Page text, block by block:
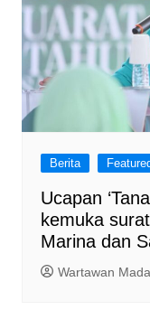
Berita
Ucapan
kemuka
Marina dan
Wartawan